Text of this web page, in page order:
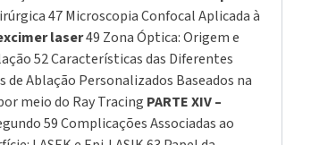
47 Microscopia Confocal Aplicada à
laser49 Zona Óptica: Origem e
52 Características das Diferentes
Ablação Personalizados Baseados na
meio do Ray Tracing PARTE XIV –
59 Complicações Associadas ao